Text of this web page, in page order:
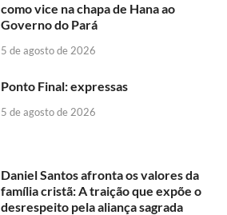
como vice na chapa de Hana ao
Governo do Pará
5 de agosto de 2026
Ponto Final: expressas
5 de agosto de 2026
Daniel Santos afronta os valores da
família cristã: A traição que expõe o
desrespeito pela aliança sagrada